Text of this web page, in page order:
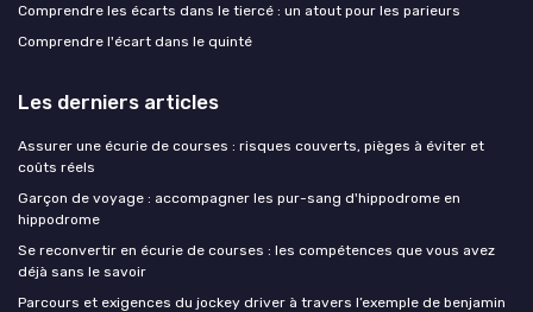
Comprendre les écarts dans le tiercé : un atout pour les parieurs
Comprendre l'écart dans le quinté
Les derniers articles
Assurer une écurie de courses : risques couverts, pièges à éviter et
coûts réels
Garçon de voyage : accompagner les pur-sang d'hippodrome en
hippodrome
Se reconvertir en écurie de courses : les compétences que vous avez
déjà sans le savoir
Parcours et exigences du jockey driver à travers l’exemple de benjamin